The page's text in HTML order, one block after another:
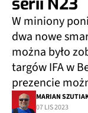
W miniony
dwa nowe
można było
targów IFA w
prezencie
MARIAN
07 LIS 2023